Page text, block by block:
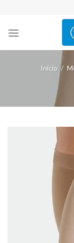
content
Início /